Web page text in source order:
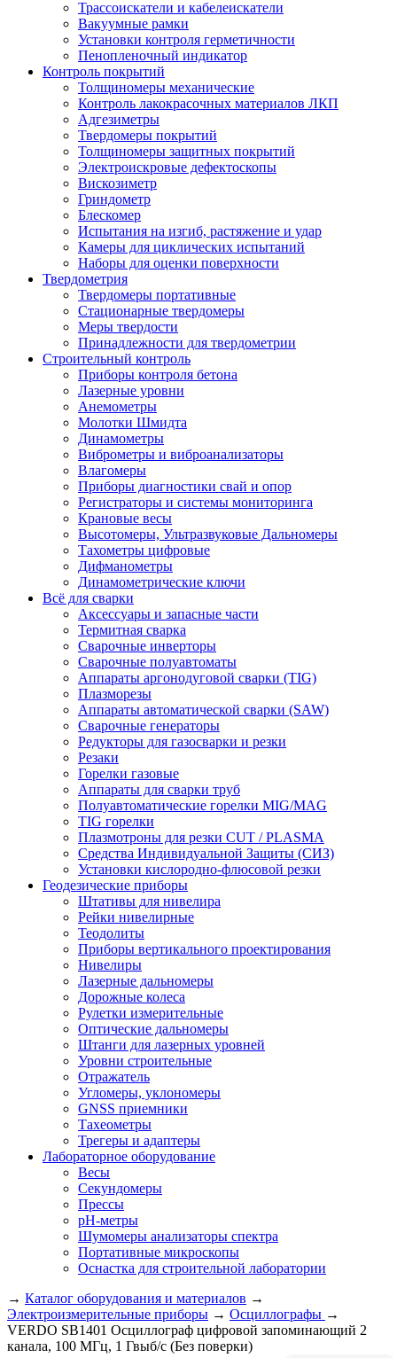
Трассоискатели и кабелеискатели
Вакуумные рамки
Установки контроля герметичности
Пенопленочный индикатор
Контроль покрытий
Толщиномеры механические
Контроль лакокрасочных материалов ЛКП
Адгезиметры
Твердомеры покрытий
Толщиномеры защитных покрытий
Электроискровые дефектоскопы
Вискозиметр
Гриндометр
Блескомер
Испытания на изгиб, растяжение и удар
Камеры для циклических испытаний
Наборы для оценки поверхности
Твердометрия
Твердомеры портативные
Стационарные твердомеры
Меры твердости
Принадлежности для твердометрии
Строительный контроль
Приборы контроля бетона
Лазерные уровни
Анемометры
Молотки Шмидта
Динамометры
Виброметры и виброанализаторы
Влагомеры
Приборы диагностики свай и опор
Регистраторы и системы мониторинга
Крановые весы
Высотомеры, Ультразвуковые Дальномеры
Тахометры цифровые
Дифманометры
Динамометрические ключи
Всё для сварки
Аксессуары и запасные части
Термитная сварка
Сварочные инверторы
Сварочные полуавтоматы
Аппараты аргонодуговой сварки (TIG)
Плазморезы
Аппараты автоматической сварки (SAW)
Сварочные генераторы
Редукторы для газосварки и резки
Резаки
Горелки газовые
Аппараты для сварки труб
Полуавтоматические горелки MIG/MAG
TIG горелки
Плазмотроны для резки CUT / PLASMA
Средства Индивидуальной Защиты (СИЗ)
Установки кислородно-флюсовой резки
Геодезические приборы
Штативы для нивелира
Рейки нивелирные
Теодолиты
Приборы вертикального проектирования
Нивелиры
Лазерные дальномеры
Дорожные колеса
Рулетки измерительные
Оптические дальномеры
Штанги для лазерных уровней
Уровни строительные
Отражатель
Угломеры, уклономеры
GNSS приемники
Тахеометры
Трегеры и адаптеры
Лабораторное оборудование
Весы
Секундомеры
Прессы
pH-метры
Шумомеры анализаторы спектра
Портативные микроскопы
Оснастка для строительной лаборатории
→ Каталог оборудования и материалов →
Электроизмерительные приборы → Осциллографы →
VERDO SB1401 Осциллограф цифровой запоминающий 2
канала, 100 МГц, 1 Гвыб/с (Без поверки)